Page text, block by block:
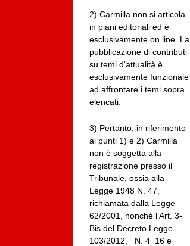
2) Carmilla non si articola
in piani editoriali ed è
esclusivamente on line. La
pubblicazione di contributi
su temi d'attualità è
esclusivamente funzionale
ad affrontare i temi sopra
elencati.
3) Pertanto, in riferimento
ai punti 1) e 2) Carmilla
non è soggetta alla
registrazione presso il
Tribunale, ossia alla
Legge 1948 N. 47,
richiamata dalla Legge
62/2001, nonché l’Art. 3-
Bis del Decreto Legge
103/2012, _N. 4_16 e